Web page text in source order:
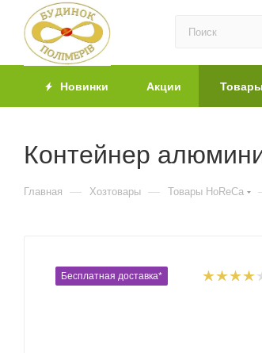
Новинки Акции
Контейнер
Главная — Хозтовары — Товары HoReCa
Бесплатная доставка*